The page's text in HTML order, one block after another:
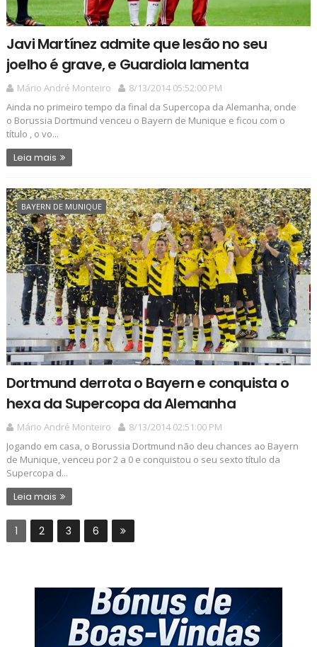
Javi Martínez admite que lesão no seu
joelho é grave, e Guardiola lamenta
Mário André Monteiro
8/13/2014 05:52:00 PM
Ainda no primeiro tempo da final da Supercopa da Alemanha, onde
o Borussia Dortmund venceu o Bayern de Munique e ficou com o
título , o vo...
Leia mais
BAYERN DE MUNIQUE
Dortmund derrota o Bayern e conquista o
hexa da Supercopa da Alemanha
Mário André Monteiro
8/13/2014 02:51:00 PM
Jogando em casa, o Borussia Dortmund não deu chances ao Bayern
de Munique, venceu por 2 a 0 e conquistou o seu sexto título da
Supercopa d...
Leia mais
1 2 3 6